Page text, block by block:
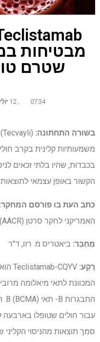
מבטיחות
שטרם
07:34 12 יולי 2025
בשורה התחתונה:
משמעותיות קלינית בקרב
הקשור באופן עצמאי
כתב העת בו פורסם המחקר:
האמריקני לחקר סרטן (AACR).
מְחַבֵּר: ביאטריס מ. רזו, ד"ר
רֶקַע:
המכוונת לתאי מיאלומה
עבור חולים שטופלו בארבעה